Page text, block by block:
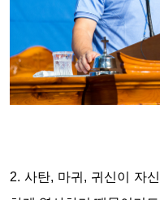
2.사탄, 마귀 , 귀신이 자